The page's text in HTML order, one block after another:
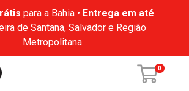
para a Bahia • Entrega em até
de Santana, Salvador e Região
Metropolitana
0